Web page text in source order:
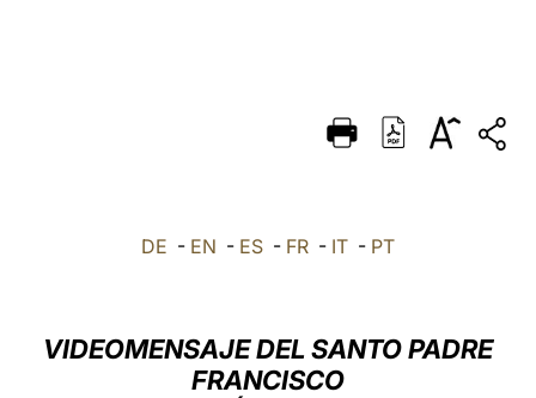
DEUTSCH
العربيّة
LATINE
DE - EN - ES - FR - IT - PT
VIDEOMENSAJE DEL SANTO PADRE
FRANCISCO